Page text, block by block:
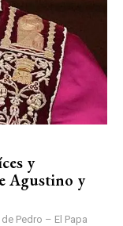
y
Agustino y
Pedro – El Papa